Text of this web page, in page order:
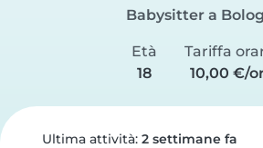
Babysitter a
Età
18
Tariffa
10,00 €/
Ultima attività: 2 settimane fa